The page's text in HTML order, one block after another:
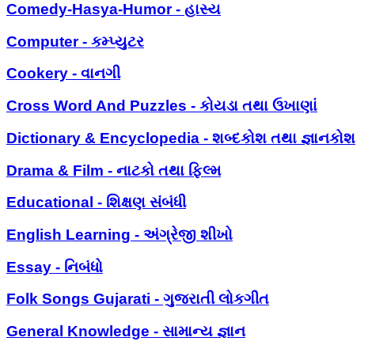
Comedy-Hasya-Humor - હાસ્ય
Computer - કમ્પ્યુટર
Cookery - વાનગી
Cross Word And Puzzles - કોયડા તથા ઉખાણાં
Dictionary & Encyclopedia - શબ્દકોશ તથા જ્ઞાનકોશ
Drama & Film - નાટકો તથા ફિલ્મ
Educational - શિક્ષણ સંબંધી
English Learning - અંગ્રેજી શીખો
Essay - નિબંધો
Folk Songs Gujarati - ગુજરાતી લોકગીત
General Knowledge - સામાન્ય જ્ઞાન